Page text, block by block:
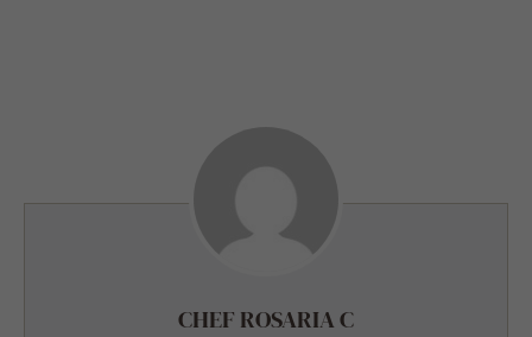
CHEF ROSARIA C